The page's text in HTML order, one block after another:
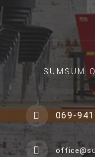
SUMSUM
069-